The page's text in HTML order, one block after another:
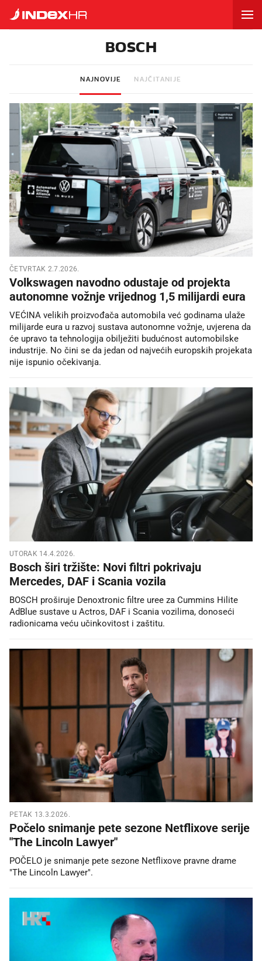
BOSCH
NAJNOVIJE NAJČITANIJE
ČETVRTAK 2.7.2026.
Volkswagen navodno odustaje od projekta
autonomne vožnje vrijednog 1,5 milijardi eura
VEĆINA velikih proizvođača automobila već godinama ulaže
milijarde eura u razvoj sustava autonomne vožnje, uvjerena da
će upravo ta tehnologija obilježiti budućnost automobilske
industrije. No čini se da jedan od najvećih europskih projekata
nije ispunio očekivanja.
UTORAK 14.4.2026.
Bosch širi tržište: Novi filtri pokrivaju
Mercedes, DAF i Scania vozila
BOSCH proširuje Denoxtronic filtre uree za Cummins Hilite
AdBlue sustave u Actros, DAF i Scania vozilima, donoseći
radionicama veću učinkovitost i zaštitu.
PETAK 13.3.2026.
Počelo snimanje pete sezone Netflixove serije
"The Lincoln Lawyer"
POČELO je snimanje pete sezone Netflixove pravne drame
"The Lincoln Lawyer".